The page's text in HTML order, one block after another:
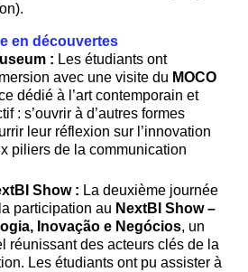
en découvertes
: Les étudiants ont
avec une visite du MOCO
dédié à l’art contemporain et
: s’ouvrir à d’autres formes
leur réflexion sur l’innovation
piliers de la communication
Show : La deuxième journée
participation au NextBI Show –
Inovação e Negócios, un
réunissant des acteurs clés de la
Les étudiants ont pu assister à